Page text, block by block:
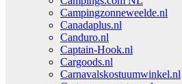
Campingzonneweelde.nl
Canadaplus.nl
Canduro.nl
Captain-Hook.nl
Cargoods.nl
Carnavalskostuumwinkel.nl